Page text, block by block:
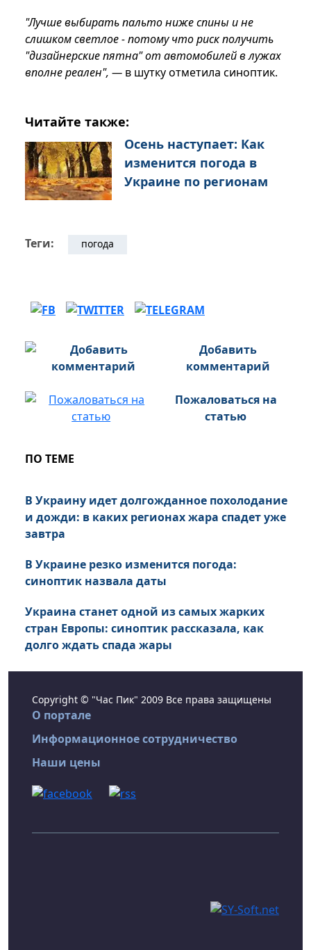
"Лучше выбирать пальто ниже спины и не
слишком светлое - потому что риск получить
"дизайнерские пятна" от автомобилей в лужах
вполне реален", — в шутку отметила синоптик.
Читайте также:
Осень наступает: Как
изменится погода в
Украине по регионам
Теги: погода
Добавить
комментарий
Пожаловаться на
статью
ПО ТЕМЕ
В Украину идет долгожданное похолодание
и дожди: в каких регионах жара спадет уже
завтра
В Украине резко изменится погода:
синоптик назвала даты
Украина станет одной из самых жарких
стран Европы: синоптик рассказала, как
долго ждать спада жары
Copyright © "Час Пик" 2009 Все права защищены
О портале
Информационное сотрудничество
Наши цены